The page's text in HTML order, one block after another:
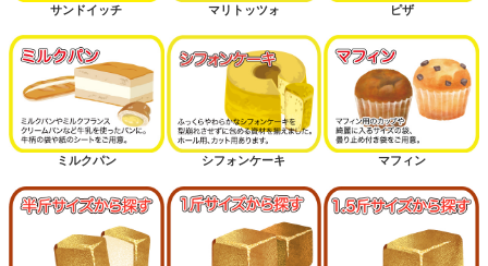
サンドイッチ マリトッツォ ピザ
ミルクパン シフォンケーキ マフィン